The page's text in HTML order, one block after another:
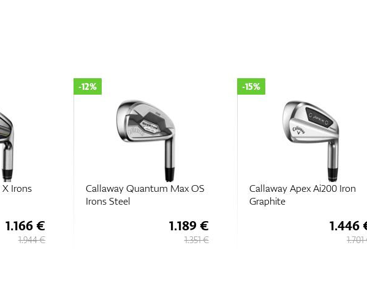
Irons
1.166 €
1.944 €
Callaway Quantum Max OS
Irons Steel
-12%
1.189 €
1.351 €
Callaway Apex Ai200 Iron
Graphite
-15%
1.446